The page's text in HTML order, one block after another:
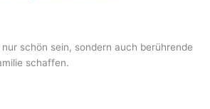
schön sein, sondern auch berührende
schaffen.